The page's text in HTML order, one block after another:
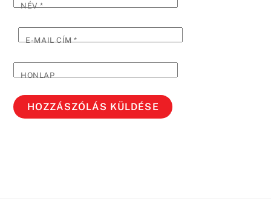
NÉV*
E-MAIL CÍM*
HONLAP